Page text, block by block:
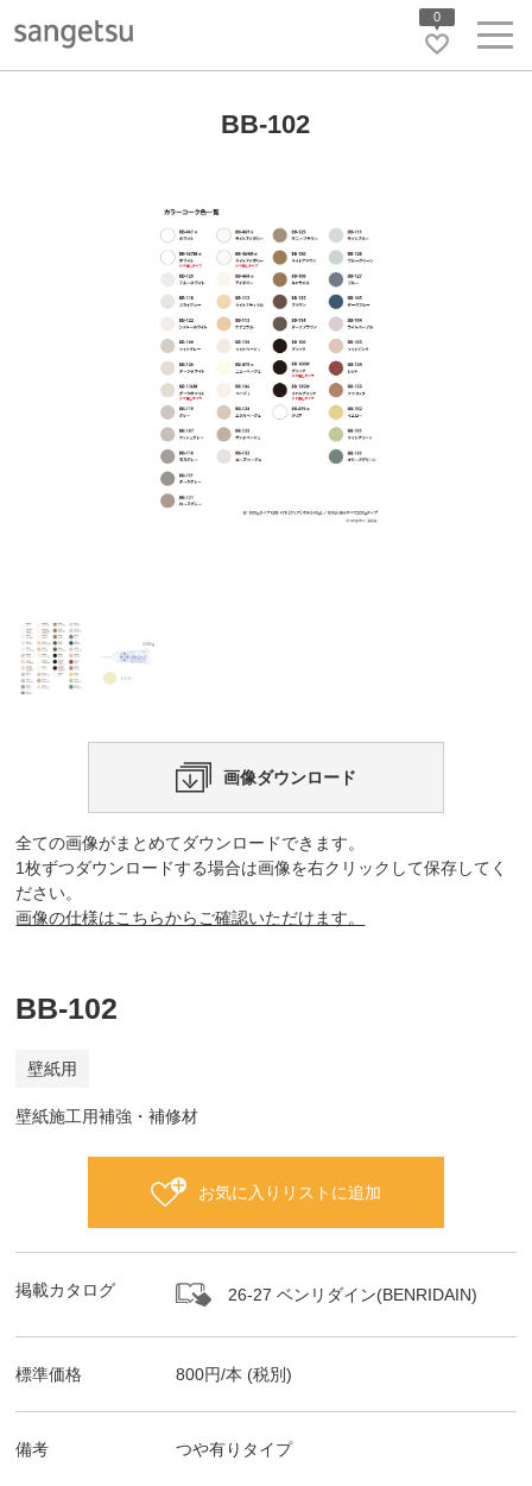
0
BB-102
画像ダウンロード
全ての画像がまとめてダウンロードできます。
1枚ずつダウンロードする場合は画像を右クリックして保存してく
ださい。
画像の仕様はこちらからご確認いただけます。
BB-102
壁紙用
壁紙施工用補強・補修材
お気に入りリストに追加
掲載カタログ 26-27 ベンリダイン(BENRIDAIN)
標準価格 800円/本 (税別)
備考 つや有りタイプ